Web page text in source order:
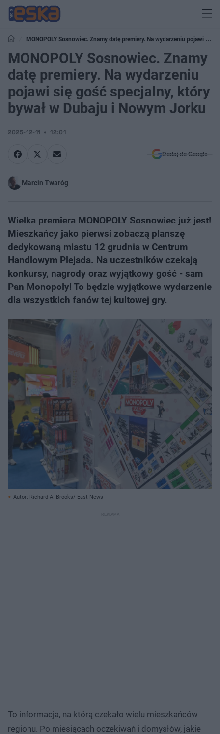
MONOPOLY Sosnowiec. Znamy datę premiery. Na wydarzeniu pojawi się
gość specjalny, który bywał w Dubaju i Nowym Jorku
MONOPOLY Sosnowiec. Znamy
datę premiery. Na wydarzeniu
pojawi się gość specjalny, który
bywał w Dubaju i Nowym Jorku
2025-12-11 12:01
Dodaj do Google
Marcin Twaróg
Wielka premiera MONOPOLY Sosnowiec już jest!
Mieszkańcy jako pierwsi zobaczą planszę
dedykowaną miastu 12 grudnia w Centrum
Handlowym Plejada. Na uczestników czekają
konkursy, nagrody oraz wyjątkowy gość - sam
Pan Monopoly! To będzie wyjątkowe wydarzenie
dla wszystkich fanów tej kultowej gry.
Autor: Richard A. Brooks/ East News
To informacja, na którą czekało wielu mieszkańców
regionu. Po miesiącach oczekiwań i domysłów, jakie